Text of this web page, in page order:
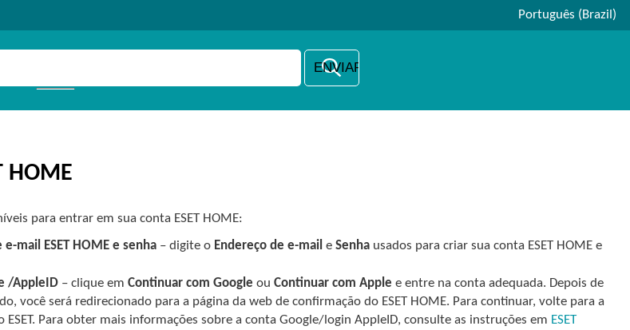
Português (Brazil)
HOME
para entrar em sua conta ESET HOME:
mail ESET HOME e senha – digite o Endereço de e-mail eSenha usados para criar sua conta ESET HOME e
/AppleID – clique emContinuar comGoogle ouContinuar comApple e entre na conta adequada. Depois de
você será redirecionado para a página da web de confirmação do ESET HOME. Para continuar, volte para a
ESET. Para obter mais informações sobre a contaGoogle/loginAppleID, consulte as instruções em ESET